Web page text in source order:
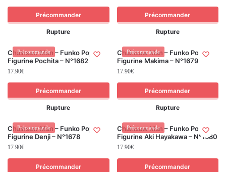
Précommander Précommander
Précommande
Rupture
Chainsaw Man – Funko Pop! –
Figurine Pochita – N°1682
17.90€
Précommander
Précommande
Rupture
Chainsaw Man – Funko Pop! –
Figurine Makima – N°1679
17.90€
Précommander
Précommande
Rupture
Chainsaw Man – Funko Pop! –
Figurine Denji – N°1678
17.90€
Précommander
Précommande
Rupture
Chainsaw Man – Funko Pop! –
Figurine Aki Hayakawa – N°1680
17.90€
Précommander